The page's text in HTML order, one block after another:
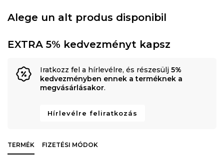
Alege un alt produs disponibil
EXTRA 5% kedvezményt kapsz
Iratkozz fel a hírlevélre, és részesülj 5%
kedvezményben ennek a terméknek a
megvásárlásakor.
Hírlevélre feliratkozás
TERMÉK FIZETÉSI MÓDOK